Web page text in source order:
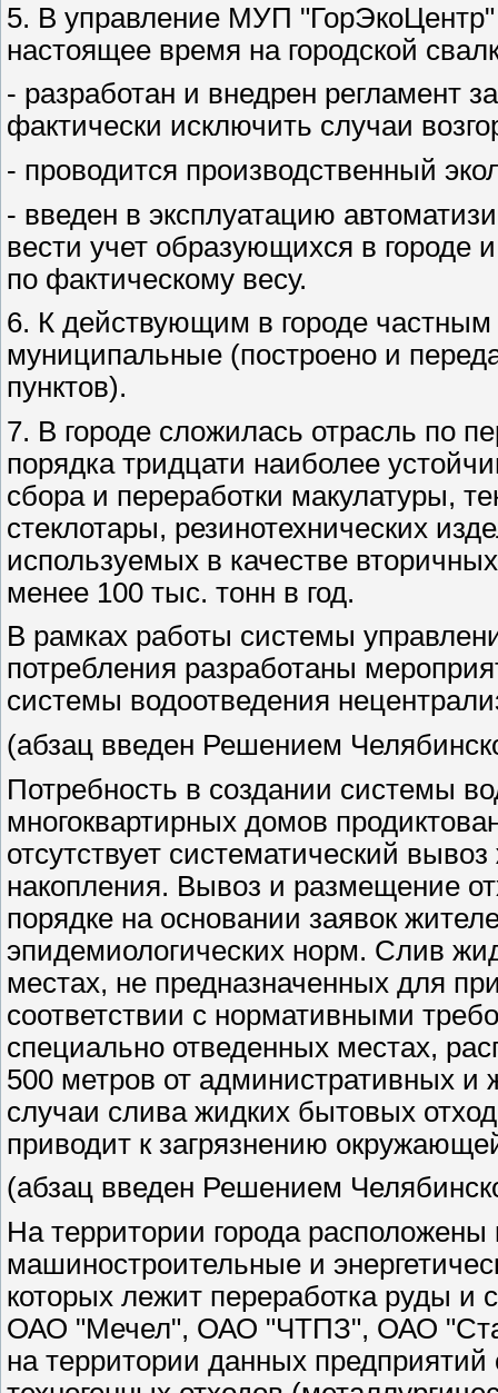
5. В управление МУП "ГорЭкоЦентр"
настоящее время на городской
- разработан и внедрен регламент
фактически исключить случаи
- проводится производственный
- введен в эксплуатацию
вести учет образующихся в городе
по фактическому весу.
6. К действующим в городе
муниципальные (построено и
пунктов).
7. В городе сложилась отрасль по
порядка тридцати наиболее
сбора и переработки макулатуры,
стеклотары, резинотехнических
используемых в качестве
менее 100 тыс. тонн в год.
В рамках работы системы
потребления разработаны
системы водоотведения
(абзац введен Решением
Потребность в создании системы
многоквартирных домов
отсутствует систематический
накопления. Вывоз и размещение
порядке на основании заявок
эпидемиологических норм. Слив
местах, не предназначенных для
соответствии с нормативными
специально отведенных местах,
500 метров от административных и
случаи слива жидких бытовых
приводит к загрязнению
(абзац введен Решением
На территории города расположены
машиностроительные и
которых лежит переработка руды
ОАО "Мечел", ОАО "ЧТПЗ", ОАО
на территории данных